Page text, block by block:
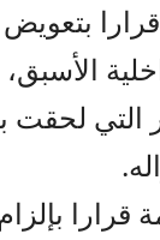
بتعويض
التي لحقت